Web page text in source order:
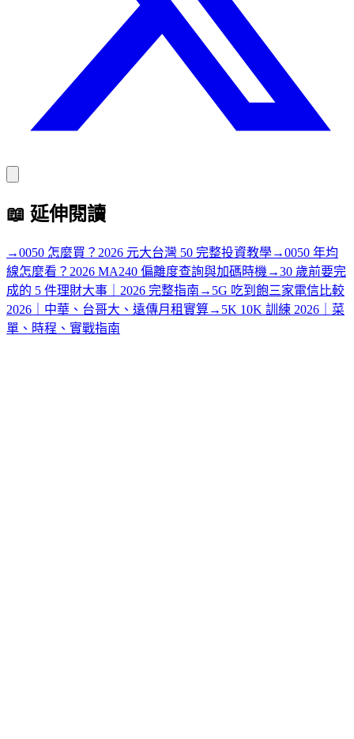
📖 延伸閱讀
→0050 怎麼買？2026 元大台灣 50 完整投資教學→0050 年均
線怎麼看？2026 MA240 偏離度查詢與加碼時機 →30 歲前要完
成的 5 件理財大事｜2026 完整指南 → 5G 吃到飽三家電信比較
2026｜中華、台哥大、遠傳月租實算→ 5K 10K 訓練 2026｜菜
單、時程、實戰指南